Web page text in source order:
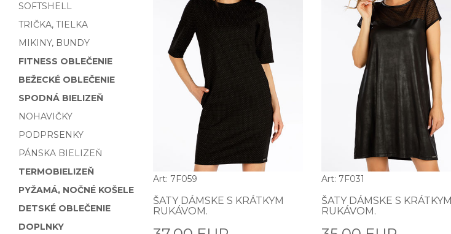
SOFTSHELL
TRIČKA, TIELKA
MIKINY, BUNDY
FITNESS OBLEČENIE
BEŽECKÉ OBLEČENIE
SPODNÁ BIELIZEŇ
NOHAVIČKY
PODPRSENKY
PÁNSKA BIELIZEŇ
TERMOBIELIZEŇ
PYŽAMÁ, NOČNÉ KOŠELE
DETSKÉ OBLEČENIE
DOPLNKY
Art: 7F059
ŠATY DÁMSKE S KRÁTKYM
RUKÁVOM.
Art: 7F031
ŠATY DÁMSKE S KRÁTKYM
RUKÁVOM.